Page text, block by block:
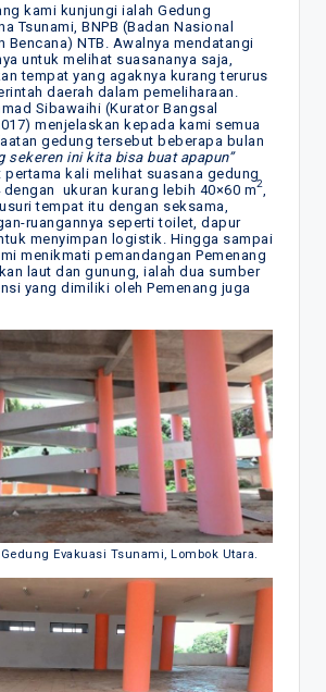
kami kunjungi ialah Gedung
Tsunami, BNPB (Badan Nasional
Bencana) NTB. Awalnya mendatangi
untuk melihat suasananya saja,
tempat yang agaknya kurang terurus
daerah dalam pemeliharaan.
Sibawaihi (Kurator Bangsal
menjelaskan kepada kami semua
gedung tersebut beberapa bulan
sekeren ini kita bisa buat apapun”
pertama kali melihat suasana gedung
ukuran kurang lebih 40×60 m2,
tempat itu dengan seksama,
ruangannya seperti toilet, dapur
menyimpan logistik. Hingga sampai
menikmati pemandangan Pemenang
laut dan gunung, ialah dua sumber
yang dimiliki oleh Pemenang juga
Evakuasi Tsunami, Lombok Utara.